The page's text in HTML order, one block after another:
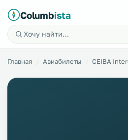
Columbista
Главная Авиабилеты CEIBA